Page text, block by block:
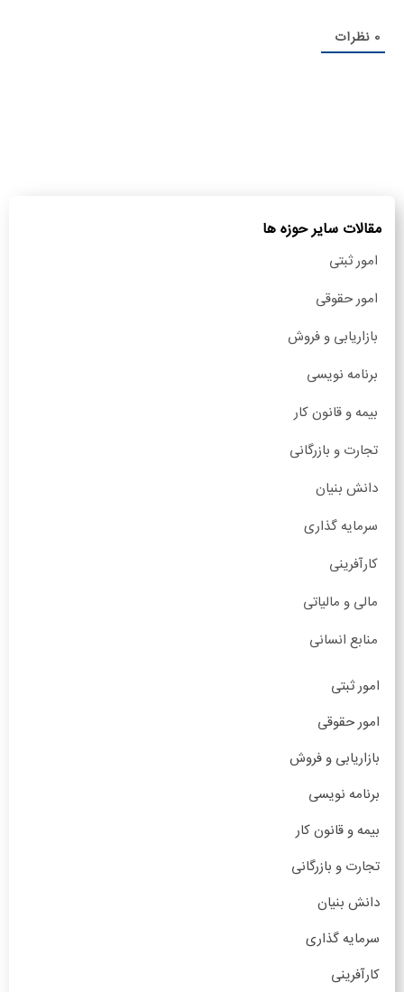
0 نظرات
مقالات سایر حوزه ها
امور ثبتی
امور حقوقی
بازاریابی و فروش
برنامه نویسی
بیمه و قانون کار
تجارت و بازرگانی
دانش بنیان
سرمایه گذاری
کارآفرینی
مالی و مالیاتی
منابع انسانی
امور ثبتی
امور حقوقی
بازاریابی و فروش
برنامه نویسی
بیمه و قانون کار
تجارت و بازرگانی
دانش بنیان
سرمایه گذاری
کارآفرینی